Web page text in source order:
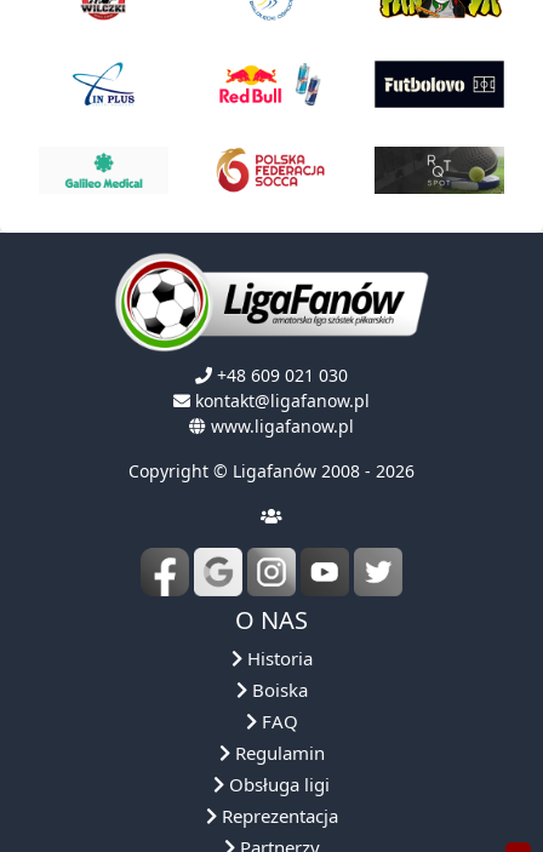
+48 609 021 030
kontakt@ligafanow.pl
www.ligafanow.pl
Copyright © Ligafanów 2008 - 2026
O NAS
Historia
Boiska
FAQ
Regulamin
Obsługa ligi
Reprezentacja